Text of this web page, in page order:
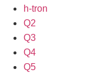
h-tron
Q2
Q3
Q4
Q5